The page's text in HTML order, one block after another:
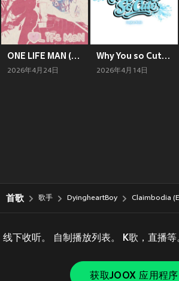
ONE LIFE MAN (Explicit)
2026年4月24日
Why You so Cute (Songkran Remix)
2026年4月14日
首歌 歌手 DyingheartBoy Claimbodia
线下收听。 自制播放列表。 K歌，直播等
获取JOOX 应用程序